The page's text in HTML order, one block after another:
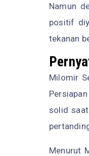
Namun
positif
tekanan
Milomir
solid
Menurut